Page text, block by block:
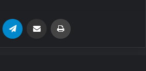
WhatsApp Email'den paylaş